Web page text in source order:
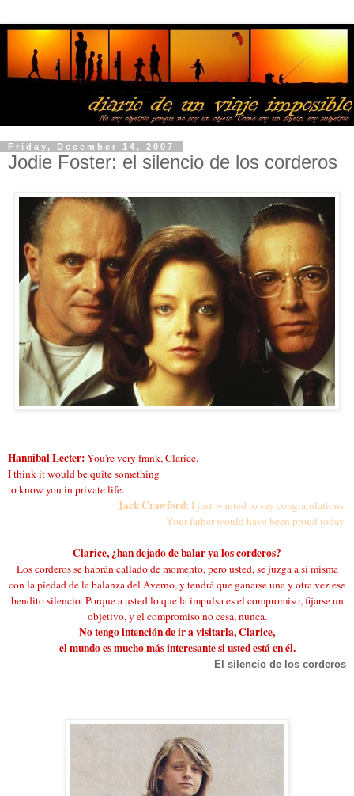
Friday, December 14, 2007
Jodie Foster: el silencio de los corderos
Hannibal Lecter:You're very frank, Clarice.
I think it would be quite something
to know you in private life.
Jack Crawford: I just wanted to say congratulations.
Your father would have been proud today.
Clarice, ¿han dejado de balar ya los corderos?
Los corderos se habrán callado de momento, pero usted, se juzga a sí misma
con la piedad de la balanza del Averno, y tendrá que ganarse una y otra vez ese
bendito silencio. Porque a usted lo que la impulsa es el compromiso, fijarse un
objetivo, y el compromiso no cesa, nunca.
No tengo intención de ir a visitarla, Clarice,
el mundo es mucho más interesante si usted está en él.
El silencio de los corderos